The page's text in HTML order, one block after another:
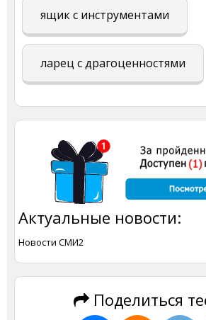
ящик с инструментами
ларец с драгоценностями
Актуальные новости:
Новости СМИ2
Поделиться